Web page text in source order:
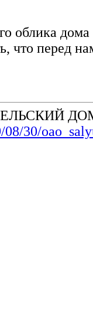
облика дома
что перед
30/